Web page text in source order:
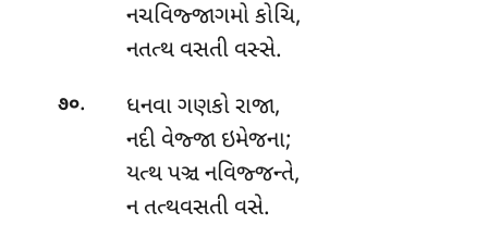
નચવિજ્જાગમો કોચિ,
નતત્થ વસતી વસ્સે.
૭૦.
ધનવા ગણકો રાજા,
નદી વેજ્જા ઇમેજના;
યત્થ પઞ્ચ નવિજ્જન્તે,
ન તત્થવસતી વસે.